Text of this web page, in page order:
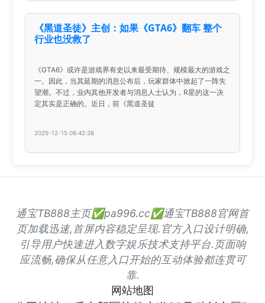
《黑道圣徒》主创：如果《GTA6》翻车 整个
行业也没救了
《GTA6》或许是游戏界有史以来最受期待、规模最大的游戏之
一。因此，当其延期的消息公布后，玩家群体中掀起了一阵失
望潮。不过，业内其他开发者与消息人士认为，R星的这一决
定其实是正确的。近日，前《黑道圣徒
2025-12-15 06:42:38
通宝TB888主页✅pa996.cc✅通宝TB888官网首
页加载迅速,首屏内容稳定呈现.官方入口设计明确,
引导用户快速进入数字娱乐技术支持平台.页面响
应流畅,确保从任意入口开始的互动体验都连贯可
靠.
网站地图